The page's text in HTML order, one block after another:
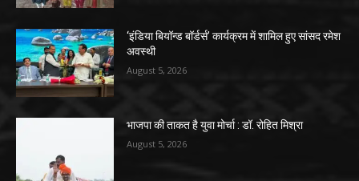
‘इंडिया बियॉन्ड बॉर्डर्स’ कार्यक्रम में शामिल हुए सांसद रमेश
अवस्थी
August 5, 2026
भाजपा की ताकत है युवा मोर्चा : डॉ. रोहित मिश्रा
August 5, 2026